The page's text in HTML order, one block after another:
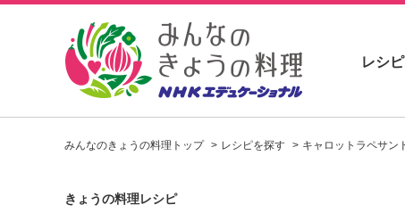
し
レシ
みんなのきょうの料理トップ レシピを探す キャロットラペサン
きょうの料理レシピ